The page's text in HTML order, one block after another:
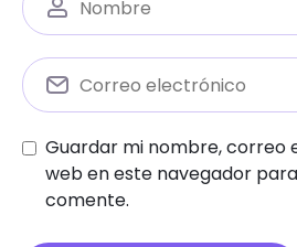
Guardar mi nombre, correo
web en este navegador
comente.